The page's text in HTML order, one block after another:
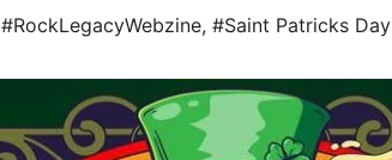
#RockLegacyWebzine, #Saint Patricks Day